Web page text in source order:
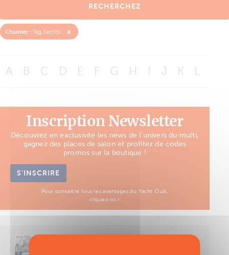
RECHERCHEZ
Chantier : Tag Yachts x
A B C D E F G H J K L
Inscription Newsletter
Découvrez en exclusivité les news de l'univers du multi,
gagnez des places de salon et profitez de codes
promos sur la boutique !
S’INSCRIRE
Pour connaître tous les avantages du Yacht Club,
cliquez-ici ›